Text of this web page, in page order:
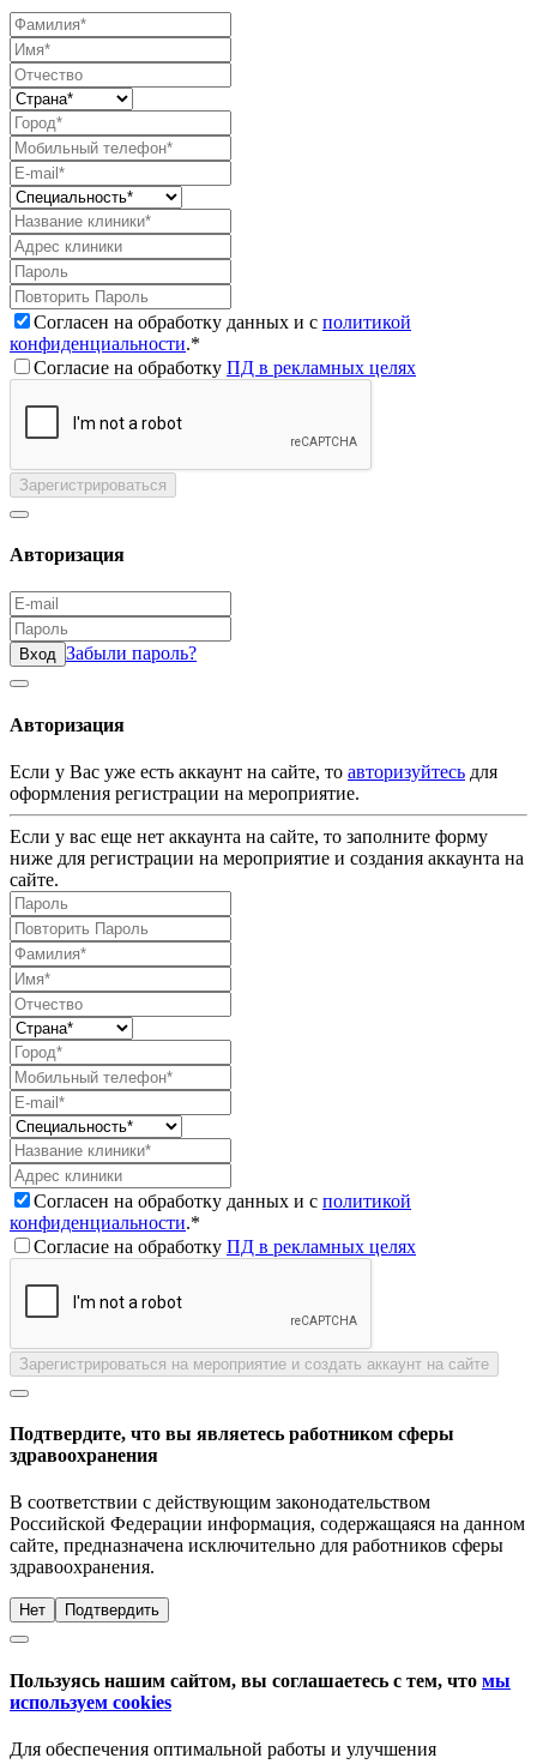
Согласен на обработку данных и с политикой
конфиденциальности.*
Согласие на обработку ПД в рекламных целях
Зарегистрироваться
Авторизация
Вход Забыли пароль?
Авторизация
Если у Вас уже есть аккаунт на сайте, то авторизуйтесь для
оформления регистрации на мероприятие.
Если у вас еще нет аккаунта на сайте, то заполните форму
ниже для регистрации на мероприятие и создания аккаунта на
сайте.
Согласен на обработку данных и с политикой
конфиденциальности.*
Согласие на обработку ПД в рекламных целях
Зарегистрироваться на мероприятие и создать аккаунт на сайте
Подтвердите, что вы являетесь работником сферы
здравоохранения
В соответствии с действующим законодательством
Российской Федерации информация, содержащаяся на данном
сайте, предназначена исключительно для работников сферы
здравоохранения.
Нет Подтвердить
Пользуясь нашим сайтом, вы соглашаетесь с тем, что мы
используем cookies
Для обеспечения оптимальной работы и улучшения